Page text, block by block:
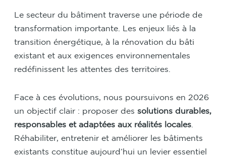
Le secteur du bâtiment traverse une période de
transformation importante. Les enjeux liés à la
transition énergétique, à la rénovation du bâti
existant et aux exigences environnementales
redéfinissent les attentes des territoires.
Face à ces évolutions, nous poursuivons en 2026
un objectif clair : proposer des solutions durables,
responsables et adaptées aux réalités locales.
Réhabiliter, entretenir et améliorer les bâtiments
existants constitue aujourd’hui un levier essentiel